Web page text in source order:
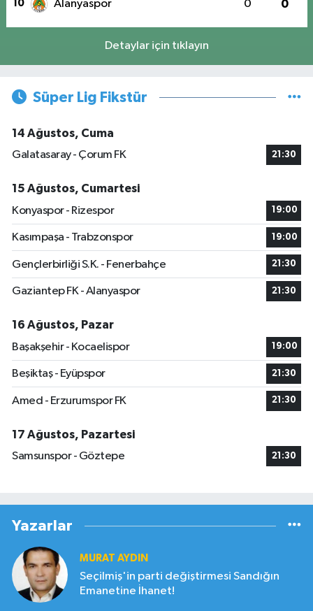
10 Alanyaspor 0 0
Detaylar için tıklayın
Süper Lig Fikstür
14 Ağustos, Cuma
Galatasaray - Çorum FK
21:30
15 Ağustos, Cumartesi
Konyaspor - Rizespor
19:00
Kasımpaşa - Trabzonspor 19:00
Gençlerbirliği S.K. - Fenerbahçe 21:30
Gaziantep FK - Alanyaspor 21:30
16 Ağustos, Pazar
Başakşehir - Kocaelispor
19:00
Beşiktaş - Eyüpspor 21:30
Amed - Erzurumspor FK 21:30
17 Ağustos, Pazartesi
Samsunspor - Göztepe
21:30
Yazarlar
MURAT AYDIN
Seçilmiş'in parti değiştirmesi Sandığın
Emanetine İhanet!